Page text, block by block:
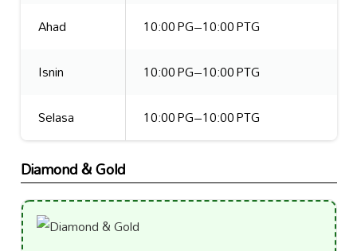
Ahad
10:00 PG–10:00 PTG
Isnin
10:00 PG–10:00 PTG
Selasa
10:00 PG–10:00 PTG
Diamond & Gold